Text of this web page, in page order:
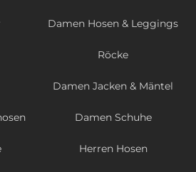
Damen Hosen & Leggings
Röcke
Damen Jacken & Mäntel
Damen Schuhe
Herren Hosen